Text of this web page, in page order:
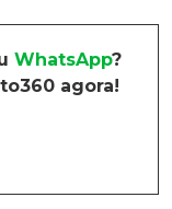
WhatsApp?
agora!